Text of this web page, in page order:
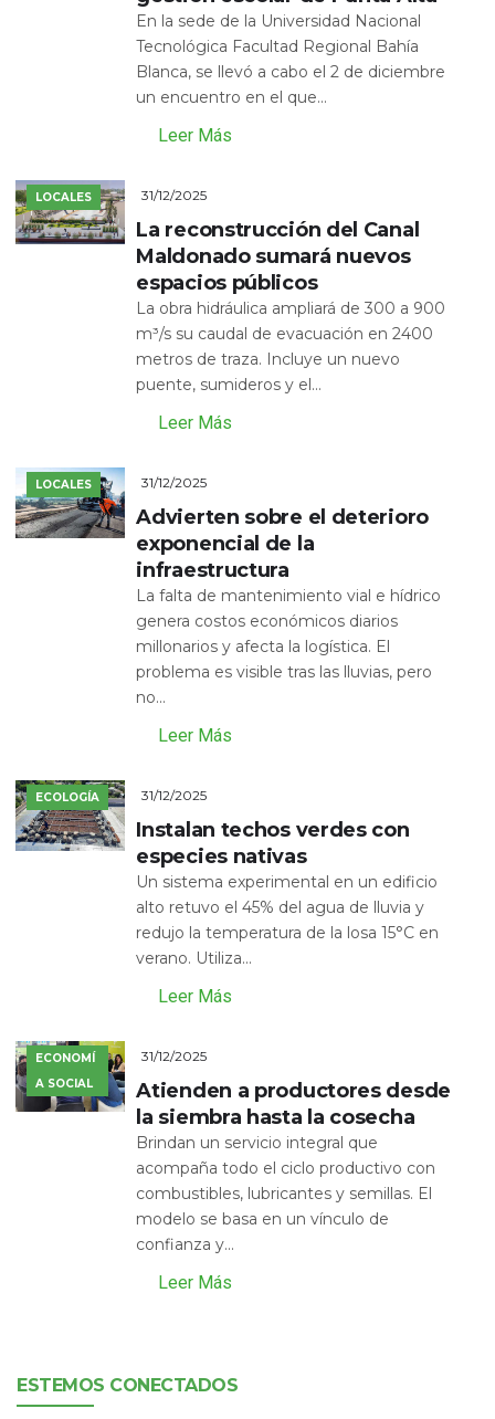
En la sede de la Universidad Nacional
Tecnológica Facultad Regional Bahía
Blanca, se llevó a cabo el 2 de diciembre
un encuentro en el que...
Leer Más
LOCALES 31/12/2025
La reconstrucción del Canal
Maldonado sumará nuevos
espacios públicos
La obra hidráulica ampliará de 300 a 900
m³/s su caudal de evacuación en 2400
metros de traza. Incluye un nuevo
puente, sumideros y el...
Leer Más
LOCALES 31/12/2025
Advierten sobre el deterioro
exponencial de la
infraestructura
La falta de mantenimiento vial e hídrico
genera costos económicos diarios
millonarios y afecta la logística. El
problema es visible tras las lluvias, pero
no...
Leer Más
ECOLOGÍA 31/12/2025
Instalan techos verdes con
especies nativas
Un sistema experimental en un edificio
alto retuvo el 45% del agua de lluvia y
redujo la temperatura de la losa 15°C en
verano. Utiliza...
Leer Más
ECONOMÍ
A SOCIAL
31/12/2025
Atienden a productores desde
la siembra hasta la cosecha
Brindan un servicio integral que
acompaña todo el ciclo productivo con
combustibles, lubricantes y semillas. El
modelo se basa en un vínculo de
confianza y...
Leer Más
ESTEMOS CONECTADOS